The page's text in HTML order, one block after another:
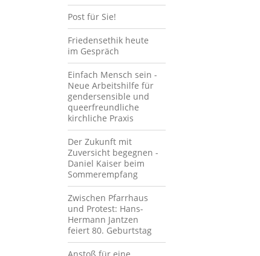
Post für Sie!
Friedensethik heute
im Gespräch
Einfach Mensch sein -
Neue Arbeitshilfe für
gendersensible und
queerfreundliche
kirchliche Praxis
Der Zukunft mit
Zuversicht begegnen -
Daniel Kaiser beim
Sommerempfang
Zwischen Pfarrhaus
und Protest: Hans-
Hermann Jantzen
feiert 80. Geburtstag